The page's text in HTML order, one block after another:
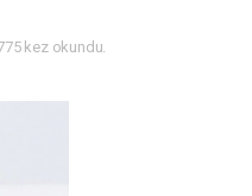
kez okundu.